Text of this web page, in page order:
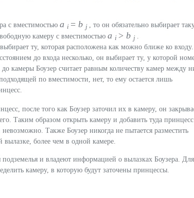
с вместимостью a i = b j , то он обязательно выбирает
камеру с вместимостью a i > b j .
ту, которая расположена как можно ближе ко входу.
до входа несколько, он выбирает ту, у которой
до камеры Боузер считает равным количеству камер между
по вместимости, нет, то ему остается лишь
после того как Боузер заточил их в камеру, он
Таким образом открыть камеру и добавить туда принцесс
Также Боузер никогда не пытается разместить
более чем в одной камере.
и владеют информацией о вылазках Боузера. Для
камеру, в которую будут заточены принцессы.